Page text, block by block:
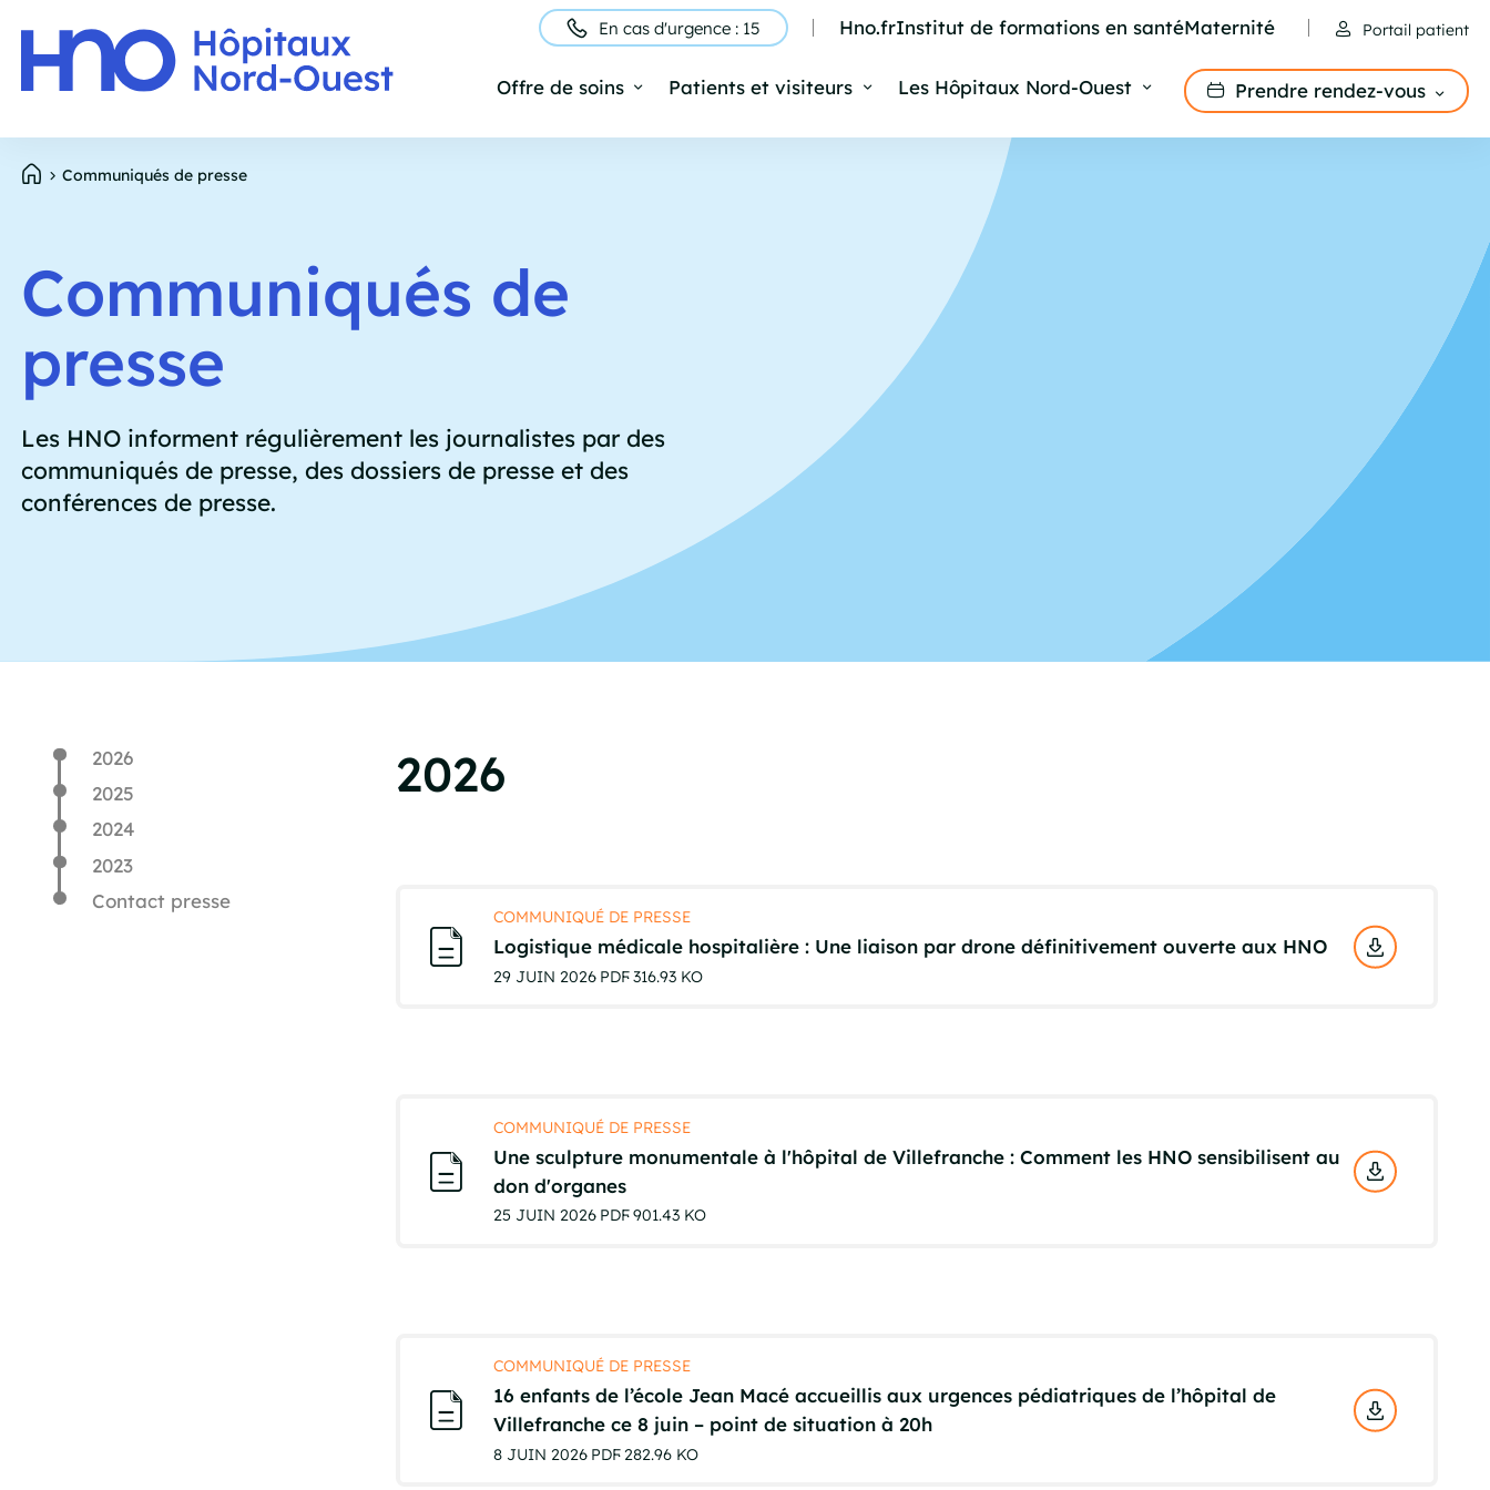
au
Entête
En cas d'urgence : 15 Hno.frInstitut de formations en santéMaternité Portail patient
Navigation
Offre de soins Patients et visiteurs Les Hôpitaux Nord-Ouest Prendre rendez-vous
d'Ariane
Communiqués de presse
Communiqués de
presse
Les HNO informent régulièrement les journalistes par des
communiqués de presse, des dossiers de presse et des
conférences de presse.
2026
2025
2024
2023
Contact presse
2026
COMMUNIQUÉ DE PRESSE
Logistique médicale hospitalière : Une liaison par drone définitivement ouverte aux HNO
29 JUIN 2026 PDF 316.93 KO
COMMUNIQUÉ DE PRESSE
Une sculpture monumentale à l'hôpital de Villefranche : Comment les HNO sensibilisent au
don d'organes
25 JUIN 2026 PDF 901.43 KO
COMMUNIQUÉ DE PRESSE
16 enfants de l’école Jean Macé accueillis aux urgences pédiatriques de l’hôpital de
Villefranche ce 8 juin – point de situation à 20h
8 JUIN 2026 PDF 282.96 KO